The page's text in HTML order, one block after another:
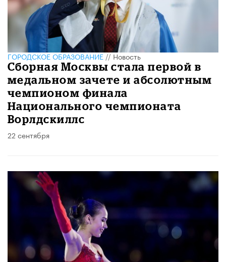
ГОРОДСКОЕ ОБРАЗОВАНИЕ//Новость
Сборная Москвы стала первой в
медальном зачете и абсолютным
чемпионом финала
Национального чемпионата
Ворлдскиллс
22 сентября